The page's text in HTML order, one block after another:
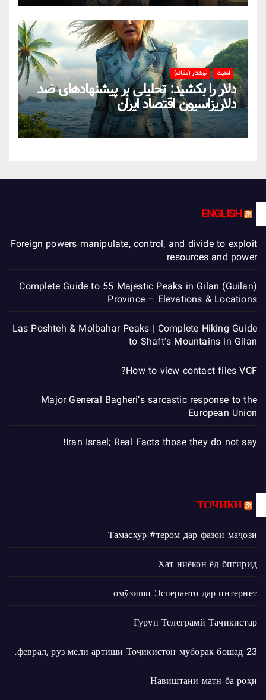
امنیت نوشتار (مقاله)
دلار را بکشید: تحلیلی بر پیشنهادهای ضد
دلاریزاسیون اقتصاد ایران
ENGLISH
Foreign powers manipulate, control, and divide to exploit
resources and power
Complete Guide to 55 Majestic Peaks in Gilan (Guilan)
Province – Elevations & Locations
Las Poshteh & Molbahar Peaks | Complete Hiking Guide
to Shaft’s Mountains in Gilan
How to view contact files VCF?
Major General Bagheri’s sarcastic response to the
European Union
Iran Israel; Real Facts those they do not say!
ТОЧИКИ
Тамасхур #тером дар фазои маҷозӣ
Хат ниёкон ёд бпгирӣд
омӯзиши Эсперанто дар интернет
Гуруп Телеграмй Таҷикистар
23 феврал, руз мели артиши Тоҷикистон муборак бошад.
Навиштани матн ба роҳи